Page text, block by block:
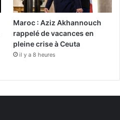
Maroc : Aziz Akhannouch
rappelé de vacances en
pleine crise à Ceuta
il y a 8 heures